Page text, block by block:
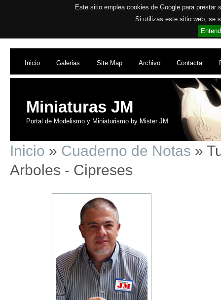
Este sitio emplea cookies de Google para
Si utilizas este sitio web, se
Inicio Galerias Site Map Archivo Contacta
Miniaturas JM
Portal de Modelismo y Miniaturismo by Mister JM
Inicio » Cuaderno de Notas »
Arboles - Cipreses